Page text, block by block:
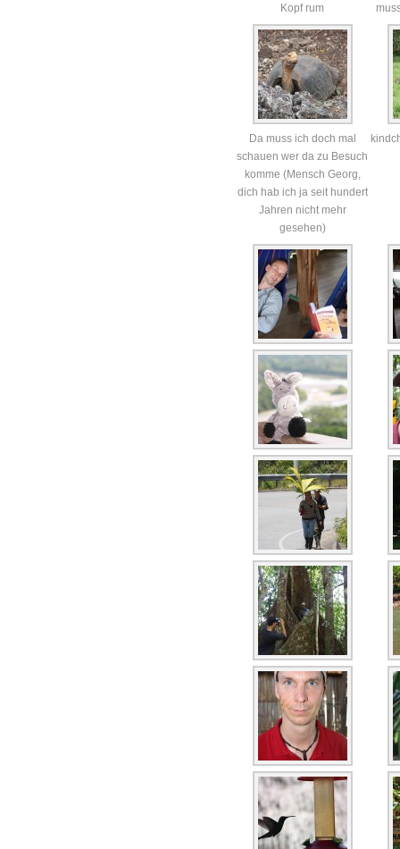
Kopf rum
Da muss ich doch mal
schauen wer da zu Besuch
komme (Mensch Georg,
dich hab ich ja seit hundert
Jahren nicht mehr
gesehen)